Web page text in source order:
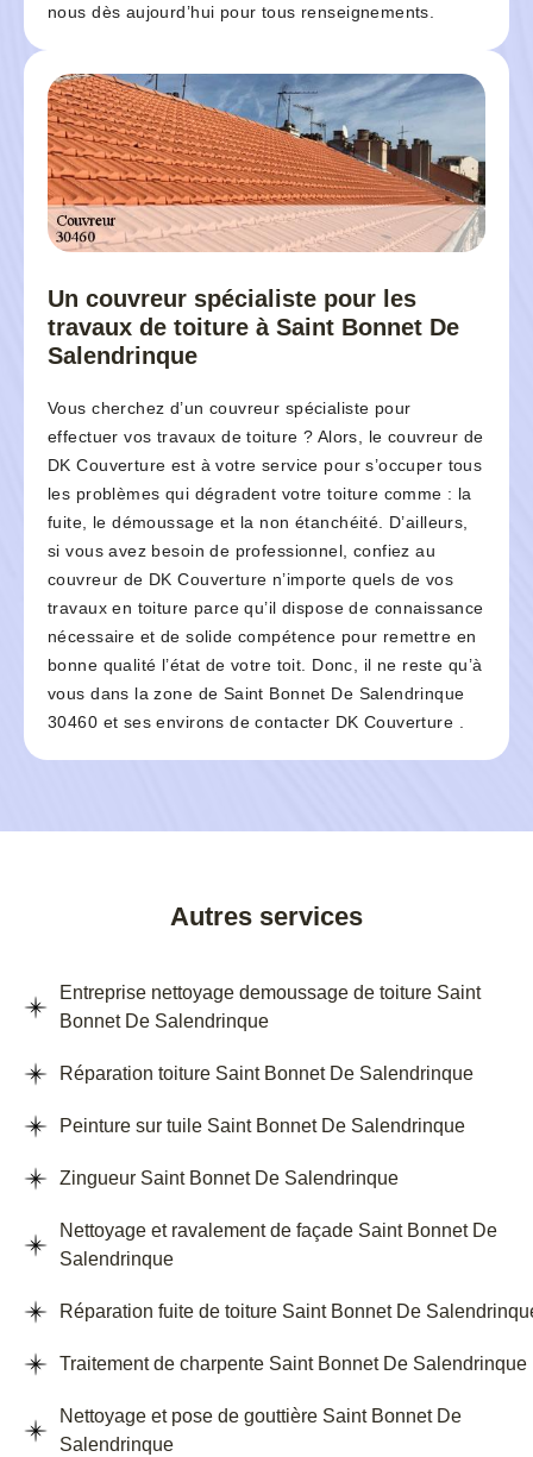
nous dès aujourd’hui pour tous renseignements.
Un couvreur spécialiste pour les
travaux de toiture à Saint Bonnet De
Salendrinque
Vous cherchez d’un couvreur spécialiste pour
effectuer vos travaux de toiture ? Alors, le couvreur de
DK Couverture est à votre service pour s’occuper tous
les problèmes qui dégradent votre toiture comme : la
fuite, le démoussage et la non étanchéité. D’ailleurs,
si vous avez besoin de professionnel, confiez au
couvreur de DK Couverture n’importe quels de vos
travaux en toiture parce qu’il dispose de connaissance
nécessaire et de solide compétence pour remettre en
bonne qualité l’état de votre toit. Donc, il ne reste qu’à
vous dans la zone de Saint Bonnet De Salendrinque
30460 et ses environs de contacter DK Couverture .
Autres services
Entreprise nettoyage demoussage de toiture Saint
Bonnet De Salendrinque
Réparation toiture Saint Bonnet De Salendrinque
Peinture sur tuile Saint Bonnet De Salendrinque
Zingueur Saint Bonnet De Salendrinque
Nettoyage et ravalement de façade Saint Bonnet De
Salendrinque
Réparation fuite de toiture Saint Bonnet De
Traitement de charpente Saint Bonnet De Salendrinque
Nettoyage et pose de gouttière Saint Bonnet De
Salendrinque